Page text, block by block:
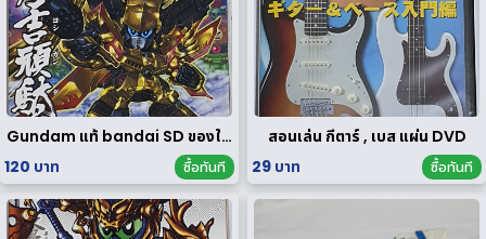
Gundam แท้ bandai SD ของใหม่
120 บาท
ซื้อทันที
สอนเล่น กีตาร์ , เบส แผ่น DVD
29 บาท
ซื้อทันที